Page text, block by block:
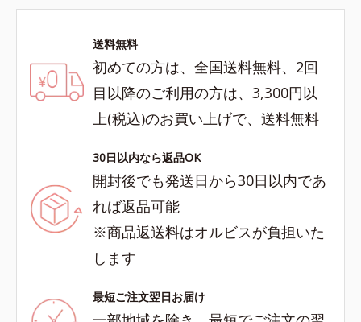
送料無料
初めての方は、全国送料無料、2回
目以降のご利用の方は、3,300円以
上(税込)のお買い上げで、送料無料
30日以内なら返品OK
開封後でも発送日から30日以内であ
れば返品可能
※商品返送料はオルビスが負担いた
します
最短ご注文翌日お届け